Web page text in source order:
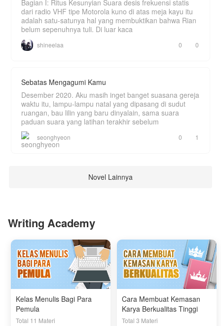
Bagian I: Ritus Kesunyian Suara desis frekuensi statis
dari radio VHF tipe Motorola kuno di atas meja kayu itu
adalah satu-satunya hal yang membuktikan bahwa Rian
belum sepenuhnya tuli. Di luar kaca
shineelaa 0 0
Sebatas Mengagumi Kamu
Desember 2020. Aku masih inget banget suasana gereja
waktu itu, lampu-lampu natal yang dipasang di sudut
ruangan, bau lilin yang baru dinyalain, sama suara
paduan suara yang latihan terakhir sebelum
seonghyeon 0 1
Novel Lainnya
Writing Academy
Kelas Menulis Bagi Para
Pemula
Total 11 Materi
Cara Membuat Kemasan
Karya Berkualitas Tinggi
Total 3 Materi